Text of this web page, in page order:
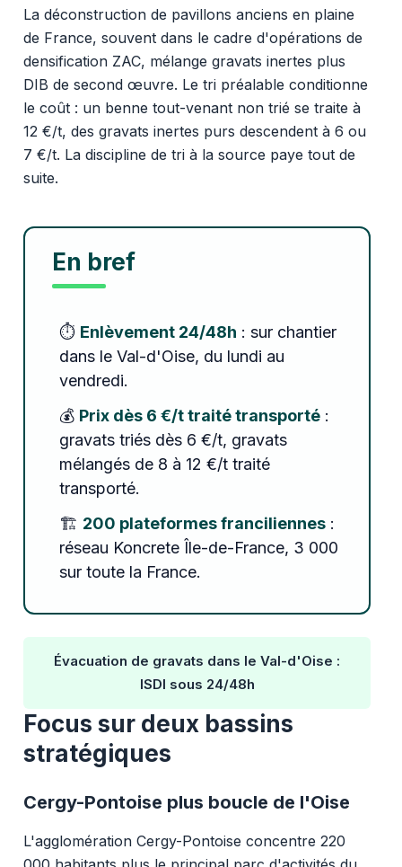
La déconstruction de pavillons anciens en plaine
de France, souvent dans le cadre d'opérations de
densification ZAC, mélange gravats inertes plus
DIB de second œuvre. Le tri préalable conditionne
le coût : un benne tout-venant non trié se traite à
12 €/t, des gravats inertes purs descendent à 6 ou
7 €/t. La discipline de tri à la source paye tout de
suite.
En bref
⏱️ Enlèvement 24/48h : sur chantier
dans le Val-d'Oise, du lundi au
vendredi.
💰 Prix dès 6 €/t traité transporté:
gravats triés dès 6 €/t, gravats
mélangés de 8 à 12 €/t traité
transporté.
🏗️ 200 plateformes franciliennes:
réseau Koncrete Île-de-France, 3 000
sur toute la France.
Évacuation de gravats dans le Val-d'Oise :
ISDI sous 24/48h
Focus sur deux bassins
stratégiques
Cergy-Pontoise plus boucle de l'Oise
L'agglomération Cergy-Pontoise concentre 220